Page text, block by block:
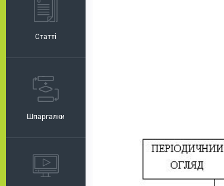
Статті
Шпаргалки